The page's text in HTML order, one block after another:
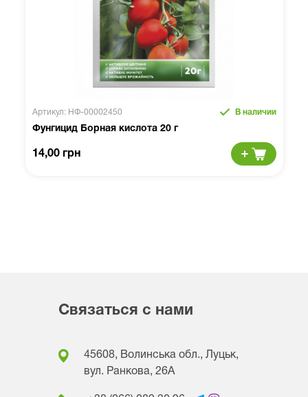
Артикул: НФ-00002450 В наличии
Фунгицид Борная кислота 20 г
14,00 грн
Связаться с нами
45608, Волинська обл., Луцьк,
вул. Ранкова, 26A